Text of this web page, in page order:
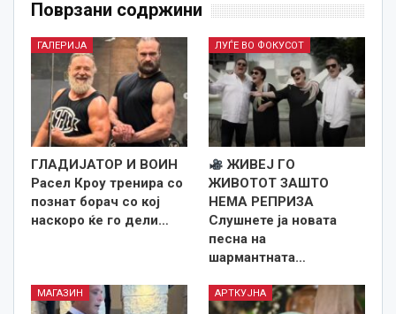
Поврзани содржини
ГАЛЕРИЈА
ГЛАДИЈАТОР И ВОИН
Расел Кроу тренира со
познат борач со кој
наскоро ќе го дели…
ЛУЃЕ ВО ФОКУСОТ
ЖИВЕЈ ГО
ЖИВОТОТ ЗАШТО
НЕМА РЕПРИЗА
Слушнете ја новата
песна на
шармантната…
МАГАЗИН АРТКУЈНА